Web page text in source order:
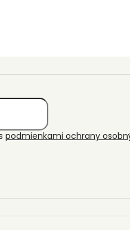
podmienkami ochrany